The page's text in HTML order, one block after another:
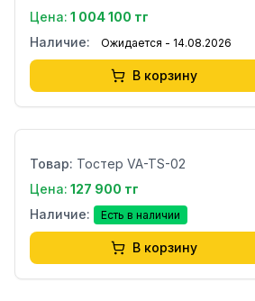
Цена: 1 004 100 тг
Наличие:
Ожидается - 14.08.2026
В корзину
Бренд:
Товар: Тостер VA-TS-02
Цена: 127 900 тг
Наличие:
Есть в наличии
В корзину